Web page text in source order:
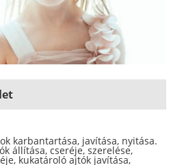
karbantartása, javítása, nyitása.
állítása, cseréje, szerelése,
kukatároló ajtók javítása,